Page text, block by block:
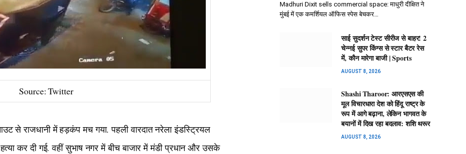
Source: Twitter
से राजधानी में हड़कंप मच गया. पहली वारदात नरेला इंडस्ट्रियल
कर दी गई. वहीं सुभाष नगर में बीच बाजार में मंडी प्रधान और उसके
Madhuri Dixit sells commercial space: माधुरी दीक्षित ने
मुंबई में एक कमर्शियल ऑफिस स्पेस बेचकर…
साई सुदर्शन टेस्ट सीरीज से बाहर! 2
चेन्नई सुपर किंग्स से स्टार बैटर रेस
में, कौन मारेगा बाजी | Sports
AUGUST 8, 2026
Shashi Tharoor: आरएसएस की
मूल विचारधारा देश को हिंदू राष्ट्र के
रूप में आगे बढ़ाना, लेकिन भागवत के
बयानों में दिख रहा बदलाव: शशि थरूर
AUGUST 8, 2026